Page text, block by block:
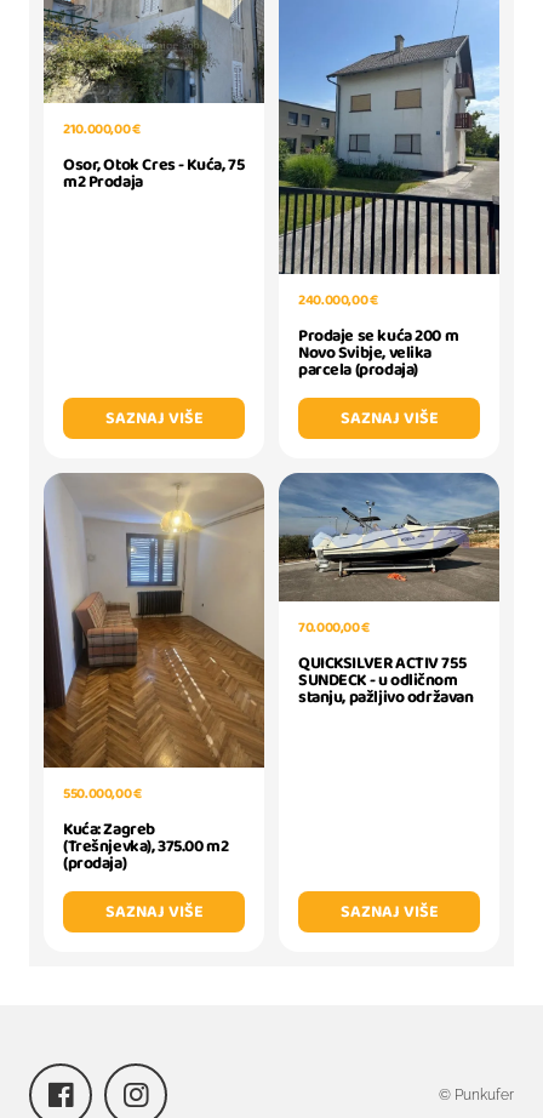
210.000,00 €
Osor, Otok Cres - Kuća, 75
m2 Prodaja
SAZNAJ VIŠE
240.000,00 €
Prodaje se kuća 200 m
Novo Svibje, velika
parcela (prodaja)
SAZNAJ VIŠE
550.000,00 €
Kuća: Zagreb
(Trešnjevka), 375.00 m2
(prodaja)
SAZNAJ VIŠE
70.000,00 €
QUICKSILVER ACTIV 755
SUNDECK - u odličnom
stanju, pažljivo održavan
SAZNAJ VIŠE
© Punkufer